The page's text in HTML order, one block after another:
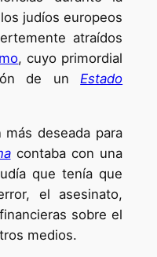
judíos europeos
atraídos
, cuyo primordial
de unEstado
deseada para
contaba con una
que tenía que
el asesinato,
sobre el
medios.